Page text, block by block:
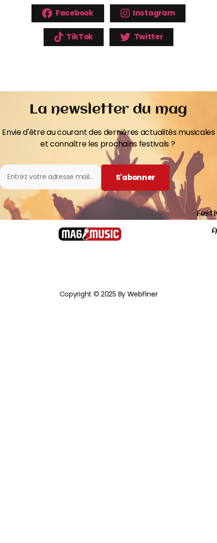
Facebook Instagram
TikTok Twitter
La newsletter du mag
Envie d'être au courant des dernières actualités musicales
et connaître les prochains festivals ?
S'abonner
Copyright © 2025 By WebFiner